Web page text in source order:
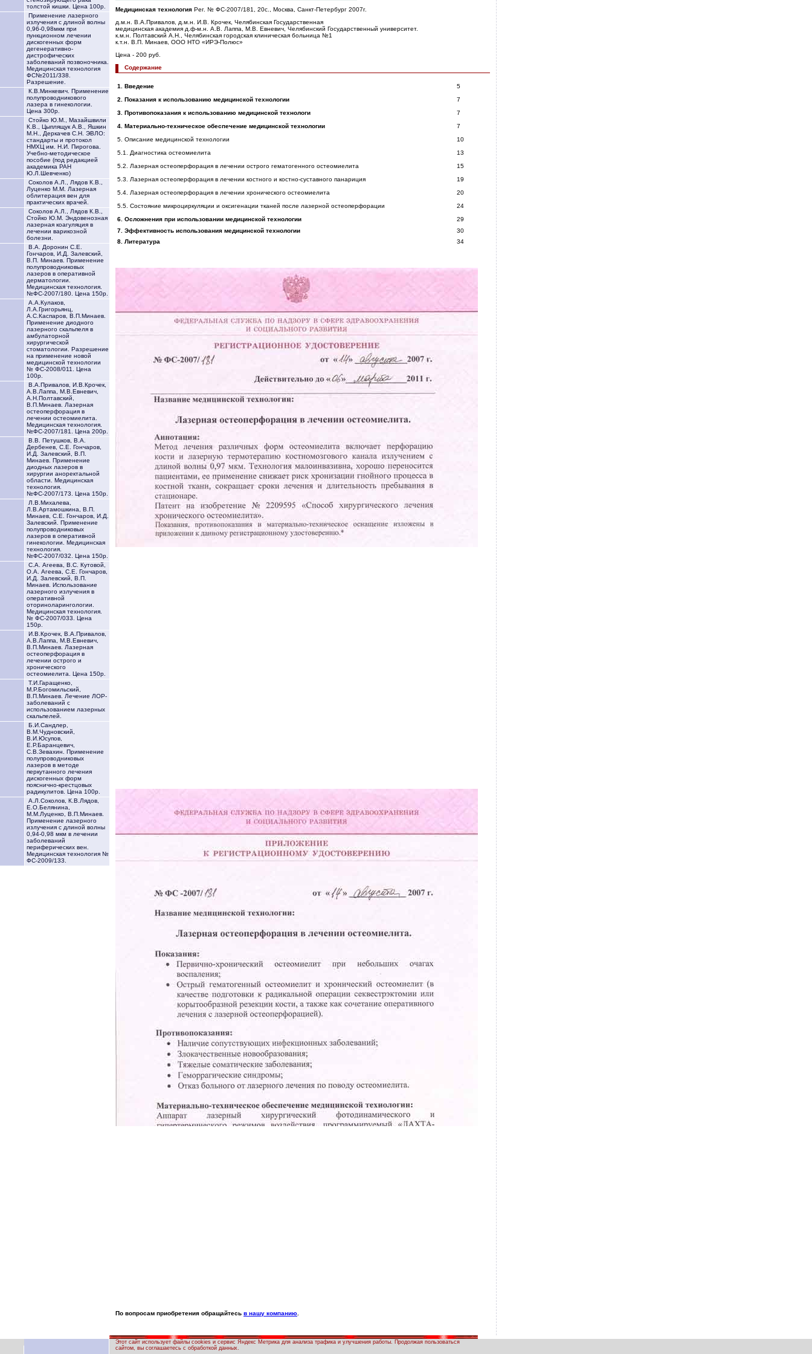
толстой кишки. Цена 100р.
Применение лазерного
излучения с длиной волны
0,96-0,98мкм при
пункционном лечении
дискогенных форм
дегенеративно-
дистрофических
заболеваний позвоночника.
Медицинская технология
ФС№2011/338.
Разрешение.
К.В.Минкевич. Применение
полупроводникового
лазера в гинекологии.
Цена 300р.
Стойко Ю.М., Мазайшвили
К.В., Цыплящук А.В., Яшкин
М.Н., Деркачев С.Н. ЭВЛО:
стандарты и протокол
НМХЦ им. Н.И. Пирогова.
Учебно-методическое
пособие (под редакцией
академика РАН
Ю.Л.Шевченко)
Соколов А.Л., Лядов К.В.,
Луценко М.М. Лазерная
облитерация вен для
практических врачей.
Соколов А.Л., Лядов К.В.,
Стойко Ю.М. Эндовенозная
лазерная коагуляция в
лечении варикозной
болезни.
В.А. Доронин С.Е.
Гончаров, И.Д. Залевский,
В.П. Минаев. Применение
полупроводниковых
лазеров в оперативной
дерматологии.
Медицинская технология.
№ФС-2007/180. Цена 150р.
А.А.Кулаков,
Л.А.Григорьянц,
А.С.Каспаров, В.П.Минаев.
Применение диодного
лазерного скальпеля в
амбулаторной
хирургической
стоматологии. Разрешение
на применение новой
медицинской технологии
№ ФС-2008/011. Цена
100р.
В.А.Привалов, И.В.Крочек,
А.В.Лаппа, М.В.Евневич,
А.Н.Полтавский,
В.П.Минаев. Лазерная
остеоперфорация в
лечении остеомиелита.
Медицинская технология.
№ФС-2007/181. Цена 200р.
В.В. Петушков, В.А.
Дербенев, С.Е. Гончаров,
И.Д. Залевский, В.П.
Минаев. Применение
диодных лазеров в
хирургии аноректальной
области. Медицинская
технология.
№ФС-2007/173. Цена 150р.
Л.В.Михалева,
Л.В.Артамошкина, В.П.
Минаев, С.Е. Гончаров, И.Д.
Залевский. Применение
полупроводниковых
лазеров в оперативной
гинекологии. Медицинская
технология.
№ФС-2007/032. Цена 150р.
С.А. Агеева, В.С. Кутовой,
О.А. Агеева, С.Е. Гончаров,
И.Д. Залевский, В.П.
Минаев. Использование
лазерного излучения в
оперативной
оториноларингологии.
Медицинская технология.
№ ФС-2007/033. Цена
150р.
И.В.Крочек, В.А.Привалов,
А.В.Лаппа, М.В.Евневич,
В.П.Минаев. Лазерная
остеоперфорация в
лечении острого и
хронического
остеомиелита. Цена 150р.
Т.И.Гаращенко,
М.Р.Богомильский,
В.П.Минаев. Лечение ЛОР-
заболеваний с
использованием лазерных
скальпелей.
Б.И.Сандлер,
В.М.Чудновский,
В.И.Юсупов,
Е.Р.Баранцевич,
С.В.Зевахин. Применение
полупроводниковых
лазеров в методе
перкутанного лечения
дискогенных форм
пояснично-крестцовых
радикулитов. Цена 100р.
А.Л.Соколов, К.В.Лядов,
Е.О.Белянина,
М.М.Луценко, В.П.Минаев.
Применение лазерного
излучения с длиной волны
0,94-0,98 мкм в лечении
заболеваний
периферических вен.
Медицинская технология №
ФС-2009/133.
Медицинская технология Рег. № ФС-2007/181, 20с., Москва, Санкт-Петербург 2007г.
д.м.н. В.А.Привалов, д.м.н. И.В. Крочек, Челябинская Государственная
медицинская академия д.ф-м.н. А.В. Лаппа, М.В. Евневич, Челябинский Государственный университет.
к.м.н. Полтавский А.Н., Челябинская городская клиническая больница №1
к.т.н. В.П. Минаев, ООО НТО «ИРЭ-Полюс»
Цена - 200 руб.
Содержание
1. Введение
5
2. Показания к использованию медицинской технологии
7
3. Противопоказания к использованию медицинской технологи
7
4. Материально-техническое обеспечение медицинской технологии
7
5. Описание медицинской технологии
10
5.1. Диагностика остеомиелита
13
5.2. Лазерная остеоперфорация в лечении острого гематогенного остеомиелита
15
5.3. Лазерная остеоперфорация в лечении костного и костно-суставного панариция
19
5.4. Лазерная остеоперфорация в лечении хронического остеомиелита
20
5.5. Состояние микроциркуляции и оксигенации тканей после лазерной остеоперфорации
24
6. Осложнения при использовании медицинской технологии
29
7. Эффективность использования медицинской технологии
30
8. Литература
34
По вопросам приобретения обращайтесь в нашу компанию
Этот сайт использует файлы cookies и сервис Яндекс Метрика для анализа трафика и улучшения работы. Продолжая пользоваться
сайтом, вы соглашаетесь с обработкой данных.